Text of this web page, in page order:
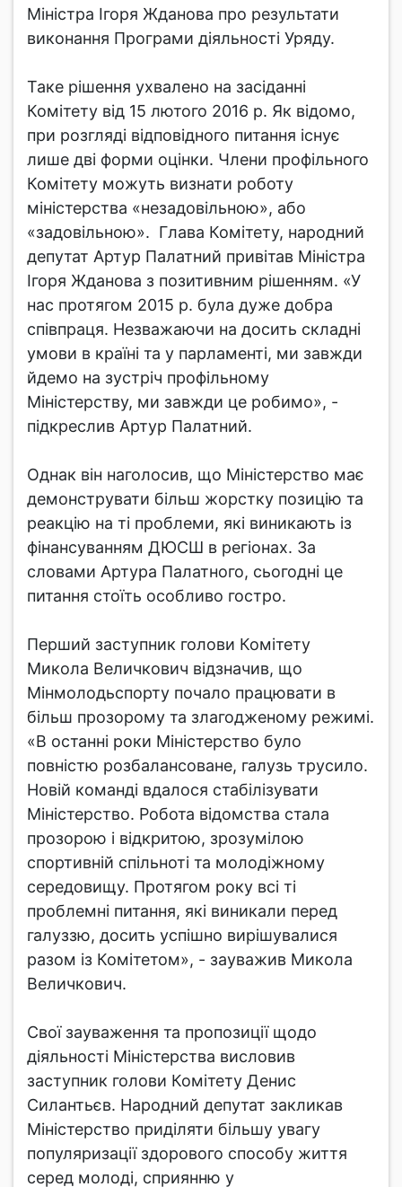
Міністра Ігоря Жданова про результати
виконання Програми діяльності Уряду.
Таке рішення ухвалено на засіданні
Комітету від 15 лютого 2016 р. Як відомо,
при розгляді відповідного питання існує
лише дві форми оцінки. Члени профільного
Комітету можуть визнати роботу
міністерства «незадовільною», або
«задовільною». Глава Комітету, народний
депутат Артур Палатний привітав Міністра
Ігоря Жданова з позитивним рішенням. «У
нас протягом 2015 р. була дуже добра
співпраця. Незважаючи на досить складні
умови в країні та у парламенті, ми завжди
йдемо на зустріч профільному
Міністерству, ми завжди це робимо», -
підкреслив Артур Палатний.
Однак він наголосив, що Міністерство має
демонструвати більш жорстку позицію та
реакцію на ті проблеми, які виникають із
фінансуванням ДЮСШ в регіонах. За
словами Артура Палатного, сьогодні це
питання стоїть особливо гостро.
Перший заступник голови Комітету
Микола Величкович відзначив, що
Мінмолодьспорту почало працювати в
більш прозорому та злагодженому режимі.
«В останні роки Міністерство було
повністю розбалансоване, галузь трусило.
Новій команді вдалося стабілізувати
Міністерство. Робота відомства стала
прозорою і відкритою, зрозумілою
спортивній спільноті та молодіжному
середовищу. Протягом року всі ті
проблемні питання, які виникали перед
галуззю, досить успішно вирішувалися
разом із Комітетом», - зауважив Микола
Величкович.
Свої зауваження та пропозиції щодо
діяльності Міністерства висловив
заступник голови Комітету Денис
Силантьєв. Народний депутат закликав
Міністерство приділяти більшу увагу
популяризації здорового способу життя
серед молоді, сприянню у